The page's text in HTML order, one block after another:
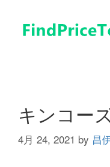
キンコー
4月 24, 2021 by 昌